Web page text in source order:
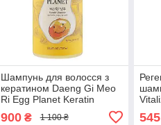
Шампунь для волосся з
кератином Daeng Gi Meo
Ri Egg Planet Keratin
900₴ 1 100 ₴ 545